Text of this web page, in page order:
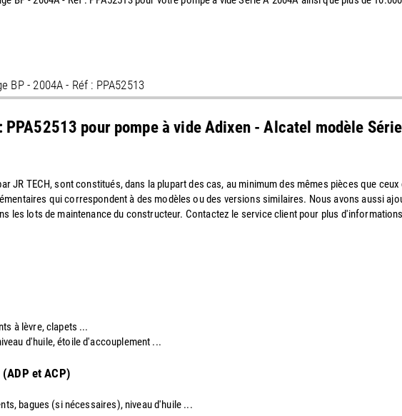
BP - 2004A - Réf : PPA52513
PPA52513 pour pompe à vide Adixen - Alcatel modèle
JR TECH, sont constitués, dans la plupart des cas, au minimum des mêmes pièces que
qui correspondent à des modèles ou des versions similaires. Nous avons aussi
les lots de maintenance du constructeur. Contactez le service client pour plus
à lèvre, clapets ...
d'huile, étoile d'accouplement ...​
et ACP)
bagues (si nécessaires), niveau d'huile ...​